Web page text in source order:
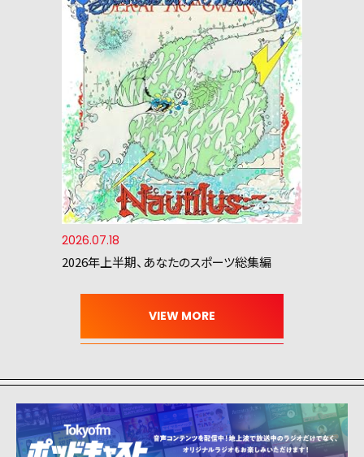
2026.07.18
2026年上半期、あなたのスポーツ総集編